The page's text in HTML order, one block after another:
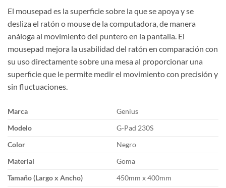
El mousepad es la superficie sobre la que se apoya y se
desliza el ratón o mouse de la computadora, de manera
análoga al movimiento del puntero en la pantalla. El
mousepad mejora la usabilidad del ratón en comparación con
su uso directamente sobre una mesa al proporcionar una
superficie que le permite medir el movimiento con precisión y
sin fluctuaciones.
Marca
Genius
Modelo
G-Pad 230S
Color
Negro
Material
Goma
Tamaño (Largo x Ancho)
450mm x 400mm